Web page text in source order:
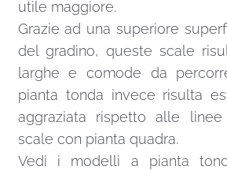
utile maggiore.
Grazie ad una superiore
del gradino, queste scale
larghe e comode da
pianta tonda invece risulta
aggraziata rispetto alle
scale con pianta quadra.
Vedi i modelli a pianta